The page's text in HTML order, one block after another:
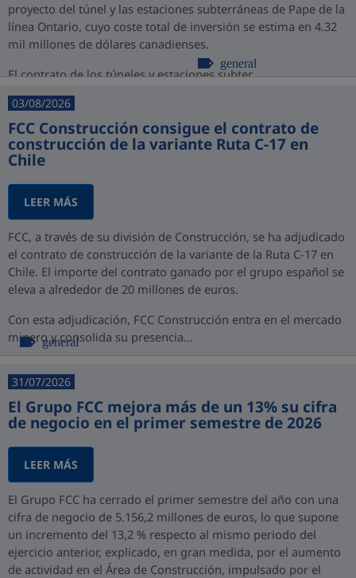
proyecto del túnel y las estaciones subterráneas de Pape de la
línea Ontario, cuyo coste total de inversión se estima en 4.32
mil millones de dólares canadienses.
El contrato de los túneles y estaciones subter...
general
03/08/2026
FCC Construcción consigue el contrato de
construcción de la variante Ruta C-17 en
Chile
LEER MÁS
FCC, a través de su división de Construcción, se ha adjudicado
el contrato de construcción de la variante de la Ruta C-17 en
Chile. El importe del contrato ganado por el grupo español se
eleva a alrededor de 20 millones de euros.
Con esta adjudicación, FCC Construcción entra en el mercado
minero y consolida su presencia...
general
31/07/2026
El Grupo FCC mejora más de un 13% su cifra
de negocio en el primer semestre de 2026
LEER MÁS
El Grupo FCC ha cerrado el primer semestre del año con una
cifra de negocio de 5.156,2 millones de euros, lo que supone
un incremento del 13,2 % respecto al mismo periodo del
ejercicio anterior, explicado, en gran medida, por el aumento
de actividad en el Área de Construcción, impulsado por el